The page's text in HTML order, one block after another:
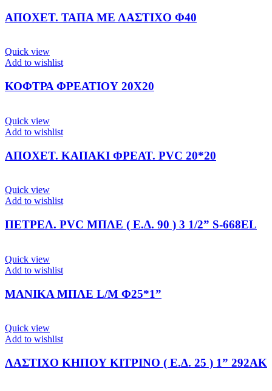
ΑΠΟΧΕΤ. ΤΑΠΑ ΜΕ ΛΑΣΤΙΧΟ Φ40
Quick view
Add to wishlist
ΚΟΦΤΡΑ ΦΡΕΑΤΙΟΥ 20Χ20
Quick view
Add to wishlist
ΑΠΟΧΕΤ. ΚΑΠΑΚΙ ΦΡΕΑΤ. PVC 20*20
Quick view
Add to wishlist
ΠΕΤΡΕΛ. PVC ΜΠΛΕ ( Ε.Δ. 90 ) 3 1/2” S-668EL
Quick view
Add to wishlist
ΜΑΝΙΚΑ ΜΠΛΕ L/M Φ25*1”
Quick view
Add to wishlist
ΛΑΣΤΙΧΟ ΚΗΠΟΥ ΚΙΤΡΙΝΟ ( Ε.Δ. 25 ) 1” 292ΑΚ